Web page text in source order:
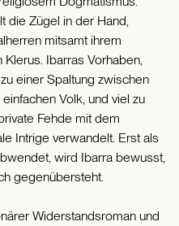
die Zügel in der Hand,
mitsamt ihrem
Ibarras Vorhaben,
einer Spaltung zwischen
Volk, und viel zu
Fehde mit dem
Intrige verwandelt. Erst als
wird Ibarra bewusst,
gegenübersteht.
Widerstandsroman und